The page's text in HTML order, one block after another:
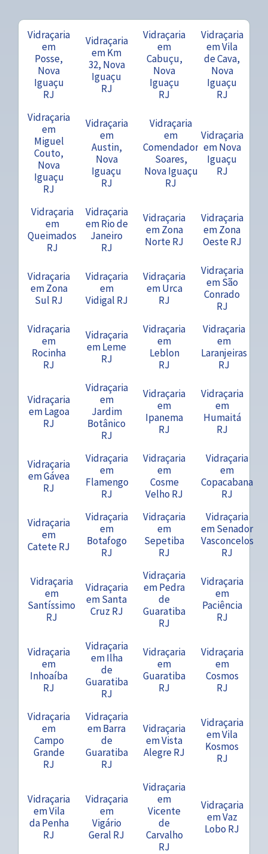
Vidraçaria
em
Posse,
Nova
Iguaçu
RJ
Vidraçaria
em Km
32, Nova
Iguaçu
RJ
Vidraçaria
em
Cabuçu,
Nova
Iguaçu
RJ
Vidraçaria
em Vila
de Cava,
Nova
Iguaçu
RJ
Vidraçaria
em
Miguel
Couto,
Nova
Iguaçu
RJ
Vidraçaria
em
Austin,
Nova
Iguaçu
RJ
Vidraçaria
em
Comendador
Soares,
Nova Iguaçu
RJ
Vidraçaria
em Nova
Iguaçu
RJ
Vidraçaria
em
Queimados
RJ
Vidraçaria
em Rio de
Janeiro
RJ
Vidraçaria
em Zona
Norte RJ
Vidraçaria
em Zona
Oeste RJ
Vidraçaria
em Zona
Sul RJ
Vidraçaria
em
Vidigal RJ
Vidraçaria
em Urca
RJ
Vidraçaria
em São
Conrado
RJ
Vidraçaria
em
Rocinha
RJ
Vidraçaria
em Leme
RJ
Vidraçaria
em
Leblon
RJ
Vidraçaria
em
Laranjeiras
RJ
Vidraçaria
em Lagoa
RJ
Vidraçaria
em
Jardim
Botânico
RJ
Vidraçaria
em
Ipanema
RJ
Vidraçaria
em
Humaitá
RJ
Vidraçaria
em Gávea
RJ
Vidraçaria
em
Flamengo
RJ
Vidraçaria
em
Cosme
Velho RJ
Vidraçaria
em
Copacabana
RJ
Vidraçaria
em
Catete RJ
Vidraçaria
em
Botafogo
RJ
Vidraçaria
em
Sepetiba
RJ
Vidraçaria
em Senador
Vasconcelos
RJ
Vidraçaria
em
Santíssimo
RJ
Vidraçaria
em Santa
Cruz RJ
Vidraçaria
em Pedra
de
Guaratiba
RJ
Vidraçaria
em
Paciência
RJ
Vidraçaria
em
Inhoaíba
RJ
Vidraçaria
em Ilha
de
Guaratiba
RJ
Vidraçaria
em
Guaratiba
RJ
Vidraçaria
em
Cosmos
RJ
Vidraçaria
em
Campo
Grande
RJ
Vidraçaria
em Barra
de
Guaratiba
RJ
Vidraçaria
em Vista
Alegre RJ
Vidraçaria
em Vila
Kosmos
RJ
Vidraçaria
em Vila
da Penha
RJ
Vidraçaria
em
Vigário
Geral RJ
Vidraçaria
em
Vicente
de
Carvalho
RJ
Vidraçaria
em Vaz
Lobo RJ